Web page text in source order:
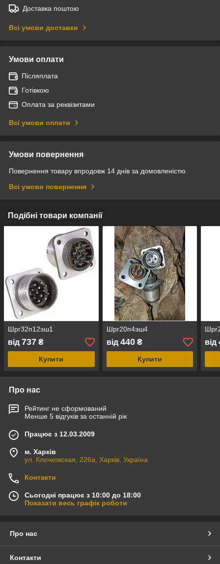
Доставка поштою
Всі умови доставки
Умови оплати
Післяплата
Готівкою
Оплата за реквізитами
Всі умови оплати
Умови повернення
Повернення товару впродовж 14 днів за домовленістю
Всі умови повернення
Подібні товари компанії
Шрг32п12эш1
від 737 ₴
Купити
Шрг20п4эш4
від 440₴
Купити
від
Про нас
Рейтинг не сформований
Менше 5 відгуків за останній рік
Працює з 12.03.2009
м. Харків
ул. Клочковская, 226а, Харків, Україна
Контакти
Сьогодні працює з 10:00 до 18:00
Показати весь графік роботи
Про нас
Контакти